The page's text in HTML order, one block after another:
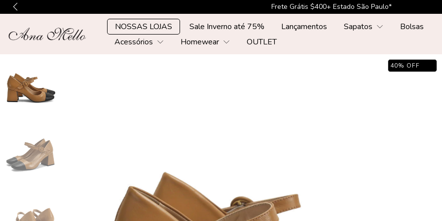
Frete Grátis $500+ Sul, Sudste, Centr-Oeste*
NOSSAS LOJAS Sale Inverno até 75% Lançamentos Sapatos
Bolsas
Acessórios
Homewear OUTLET
40% OFF